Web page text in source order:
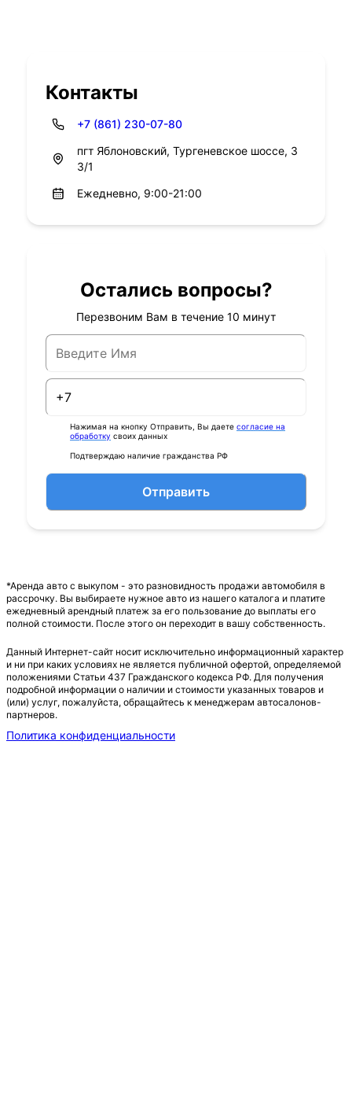
Контакты
+7 (861) 230-07-80
пгт Яблоновский, Тургеневское шоссе, 3
3/1
Ежедневно, 9:00-21:00
Остались вопросы?
Перезвоним Вам в течение 10 минут
Нажимая на кнопку Отправить, Вы даете согласие на
обработку своих данных
Подтверждаю наличие гражданства РФ
Отправить
*Аренда авто с выкупом - это разновидность продажи автомобиля в
рассрочку. Вы выбираете нужное авто из нашего каталога и платите
ежедневный арендный платеж за его пользование до выплаты его
полной стоимости. После этого он переходит в вашу собственность.
Данный Интернет-сайт носит исключительно информационный характер
и ни при каких условиях не является публичной офертой, определяемой
положениями Статьи 437 Гражданского кодекса РФ. Для получения
подробной информации о наличии и стоимости указанных товаров и
(или) услуг, пожалуйста, обращайтесь к менеджерам автосалонов-
партнеров.
Политика конфиденциальности